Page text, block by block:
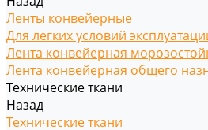
Ленты конвейерные
Для легких условий
Лента конвейерная
Лента конвейерная общего
Технические ткани
Назад
Технические ткани